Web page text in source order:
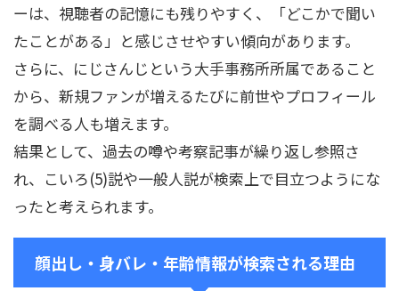
ーは、視聴者の記憶にも残りやすく、「どこかで聞い
たことがある」と感じさせやすい傾向があります。
さらに、にじさんじという大手事務所所属であること
から、新規ファンが増えるたびに前世やプロフィール
を調べる人も増えます。
結果として、過去の噂や考察記事が繰り返し参照さ
れ、こいろ(5)説や一般人説が検索上で目立つようにな
ったと考えられます。
顔出し・身バレ・年齢情報が検索される理由